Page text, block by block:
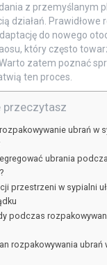
z przemyślanym
działań. Prawidłowe
do nowego
który często
zatem poznać
ten proces.
przeczytasz
ubrań w
ubrania
przestrzeni w sypialni
podczas
rozpakowywania ubrań